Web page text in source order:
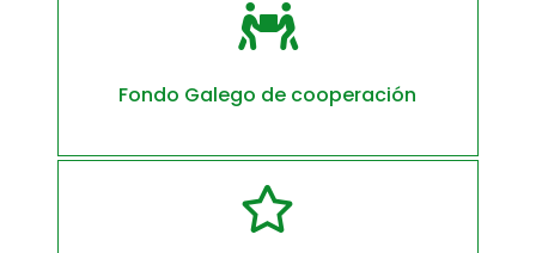

Fondo Galego de cooperación
